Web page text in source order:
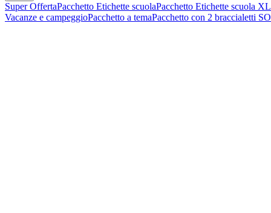
Super OffertaPacchetto Etichette scuolaPacchetto Etichette scuola XL
Vacanze e campeggioPacchetto a temaPacchetto con 2 braccialetti